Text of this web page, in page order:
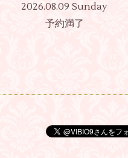
2026.08.09 Sunday
予約満了